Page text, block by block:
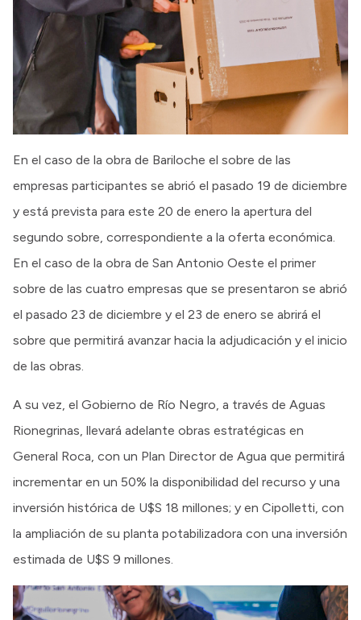
En el caso de la obra de Bariloche el sobre de las
empresas participantes se abrió el pasado 19 de diciembre
y está prevista para este 20 de enero la apertura del
segundo sobre, correspondiente a la oferta económica.
En el caso de la obra de San Antonio Oeste el primer
sobre de las cuatro empresas que se presentaron se abrió
el pasado 23 de diciembre y el 23 de enero se abrirá el
sobre que permitirá avanzar hacia la adjudicación y el inicio
de las obras.
A su vez, el Gobierno de Río Negro, a través de Aguas
Rionegrinas, llevará adelante obras estratégicas en
General Roca, con un Plan Director de Agua que permitirá
incrementar en un 50% la disponibilidad del recurso y una
inversión histórica de U$S 18 millones; y en Cipolletti, con
la ampliación de su planta potabilizadora con una inversión
estimada de U$S 9 millones.